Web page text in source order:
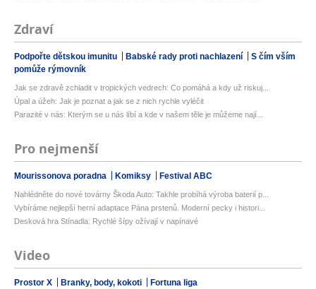
Zdraví
Podpořte dětskou imunitu Babské rady proti nachlazení
S čím vším
pomůže rýmovník
Jak se zdravě zchladit v tropických vedrech: Co pomáhá a kdy už riskuj...
Úpal a úžeh: Jak je poznat a jak se z nich rychle vyléčit
Parazité v nás: Kterým se u nás líbí a kde v našem těle je můžeme nají...
Pro nejmenší
Mourissonova poradna Komiksy Festival ABC
Nahlédněte do nové továrny Škoda Auto: Takhle probíhá výroba baterií p...
Vybíráme nejlepší herní adaptace Pána prstenů. Moderní pecky i histori...
Desková hra Stínadla: Rychlé šípy ožívají v napínavé
Video
Prostor X Branky, body, kokoti Fortuna liga